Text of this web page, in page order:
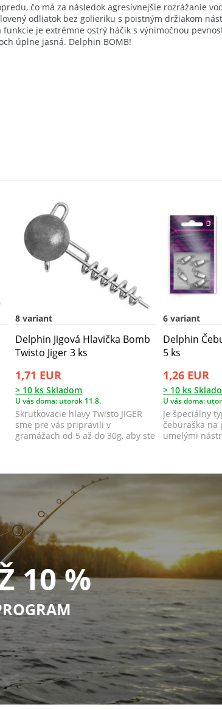
čo má za následok agresívnejšie rozrážanie
odliatok bez golieriku s poistným držiakom
je extrémne ostrý háčik s výnimočnou
úplne jasná. Delphin BOMB!
8 variant
Delphin Jigová Hlavička Bomb
Twisto Jiger 3 ks
1,71 EUR
> 10 ks Skladom
U vás doma: utorok 11.8.
Skrutkovacie hlavy Twisto JIGER
sme pre vás pripravili v
gramážach od 5 až do 30g, aby ste
6 variant
Delphin
5 ks
1,26 EUR
> 10 ks
U vás doma:
Je špeciálny
čeburaška na
umelými
10 %